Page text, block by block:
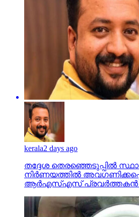
kerala2 days ago
തദ്ദേശ തെരഞ്ഞെടുപ്പില്‍
നിര്‍ണയത്തില്‍
ആര്‍എസ്എസ്